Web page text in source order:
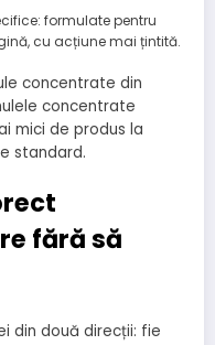
formulate pentru
cu acțiune mai țintită.
concentrate din
concentrate
mici de produs la
standard.
fără să
din două direcții: fie